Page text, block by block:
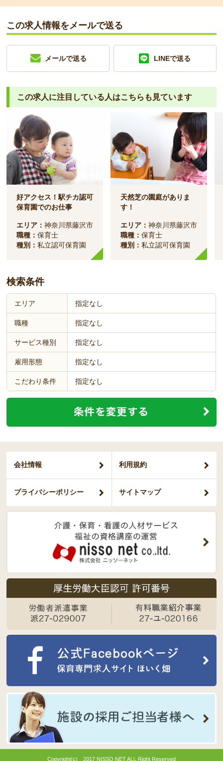
この求人情報をメールで送る
メールで送る LINEで送る
この求人に注目している人はこちらも見ています
好アクセス！駅チカ認可
保育園でのお仕事
エリア：神奈川県藤沢市
職種：保育士
種別：私立認可保育園
天然芝の園庭がありま
す！
エリア：神奈川県藤沢市
職種：保育士
種別：私立認可保育園
検索条件
エリア 指定なし
職種 指定なし
サービス種別 指定なし
雇用形態 指定なし
こだわり条件 指定なし
会社情報 利用規約
プライバシーポリシー サイトマップ
Copyright(c) 2017 NISSO NET ALL Right Reserved